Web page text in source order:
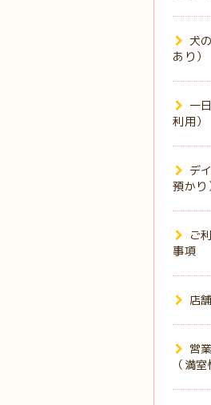
犬
あり）
一
利用）
デ
預かり
ご
事項
店
営
（満